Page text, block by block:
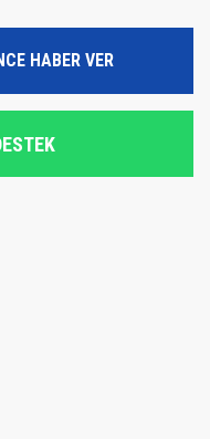
HABER VER